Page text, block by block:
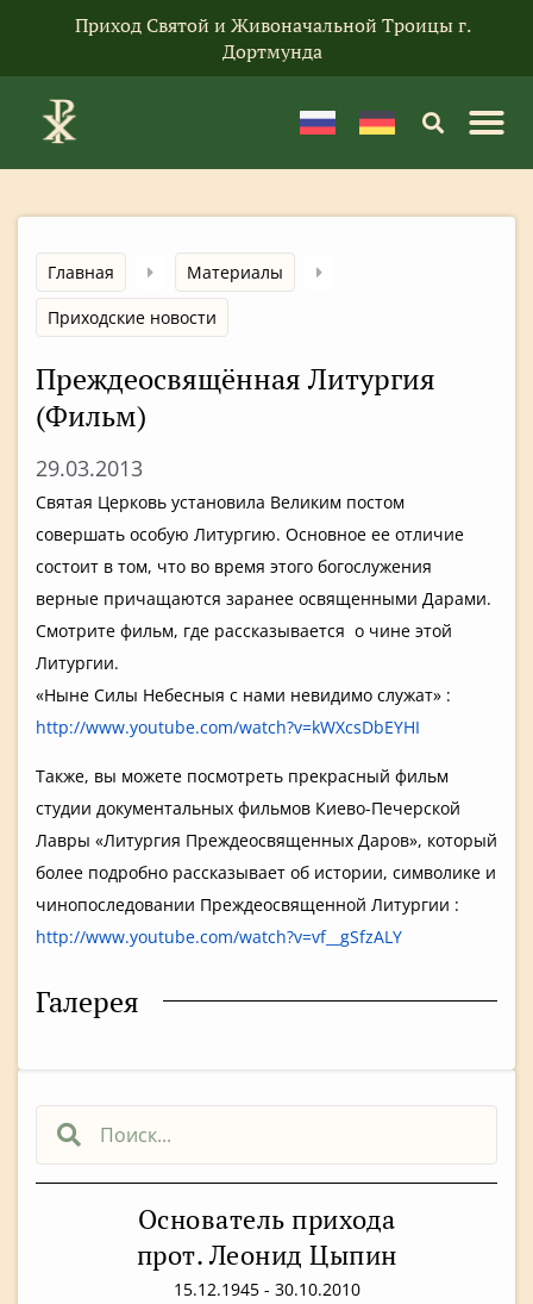
Приход Святой и Живоначальной Троицы г.
Дортмунда
Основатель прихода
прот. Леонид Цыпин
15.12.1945 - 30.10.2010
Главная
Материалы
Приходские новости
Преждеосвящённая Литургия
(Фильм)
29.03.2013
Святая Церковь установила Великим постом
совершать особую Литургию. Основное ее отличие
состоит в том, что во время этого богослужения
верные причащаются заранее освященными Дарами.
Смотрите фильм, где рассказывается о чине этой
Литургии.
«Ныне Силы Небесныя с нами невидимо служат» :
http://www.youtube.com/watch?v=kWXcsDbEYHI
Также, вы можете посмотреть прекрасный фильм
студии документальных фильмов Киево-Печерской
Лавры «Литургия Преждеосвященных Даров», который
более подробно рассказывает об истории, символике и
чинопоследовании Преждеосвященной Литургии :
http://www.youtube.com/watch?v=vf__gSfzALY
Галерея